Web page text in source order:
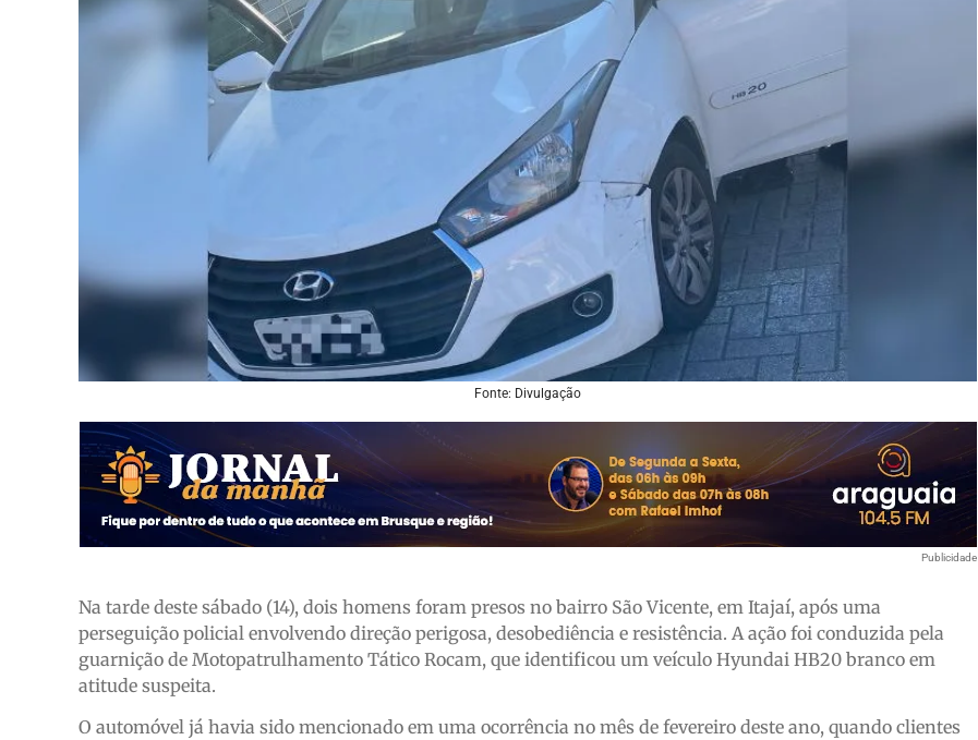
Fonte: Divulgação
Publicidade
Na tarde deste sábado (14), dois homens foram presos no bairro São Vicente, em Itajaí, após uma
perseguição policial envolvendo direção perigosa, desobediência e resistência. A ação foi conduzida pela
guarnição de Motopatrulhamento Tático Rocam, que identificou um veículo Hyundai HB20 branco em
atitude suspeita.
O automóvel já havia sido mencionado em uma ocorrência no mês de fevereiro deste ano, quando clientes